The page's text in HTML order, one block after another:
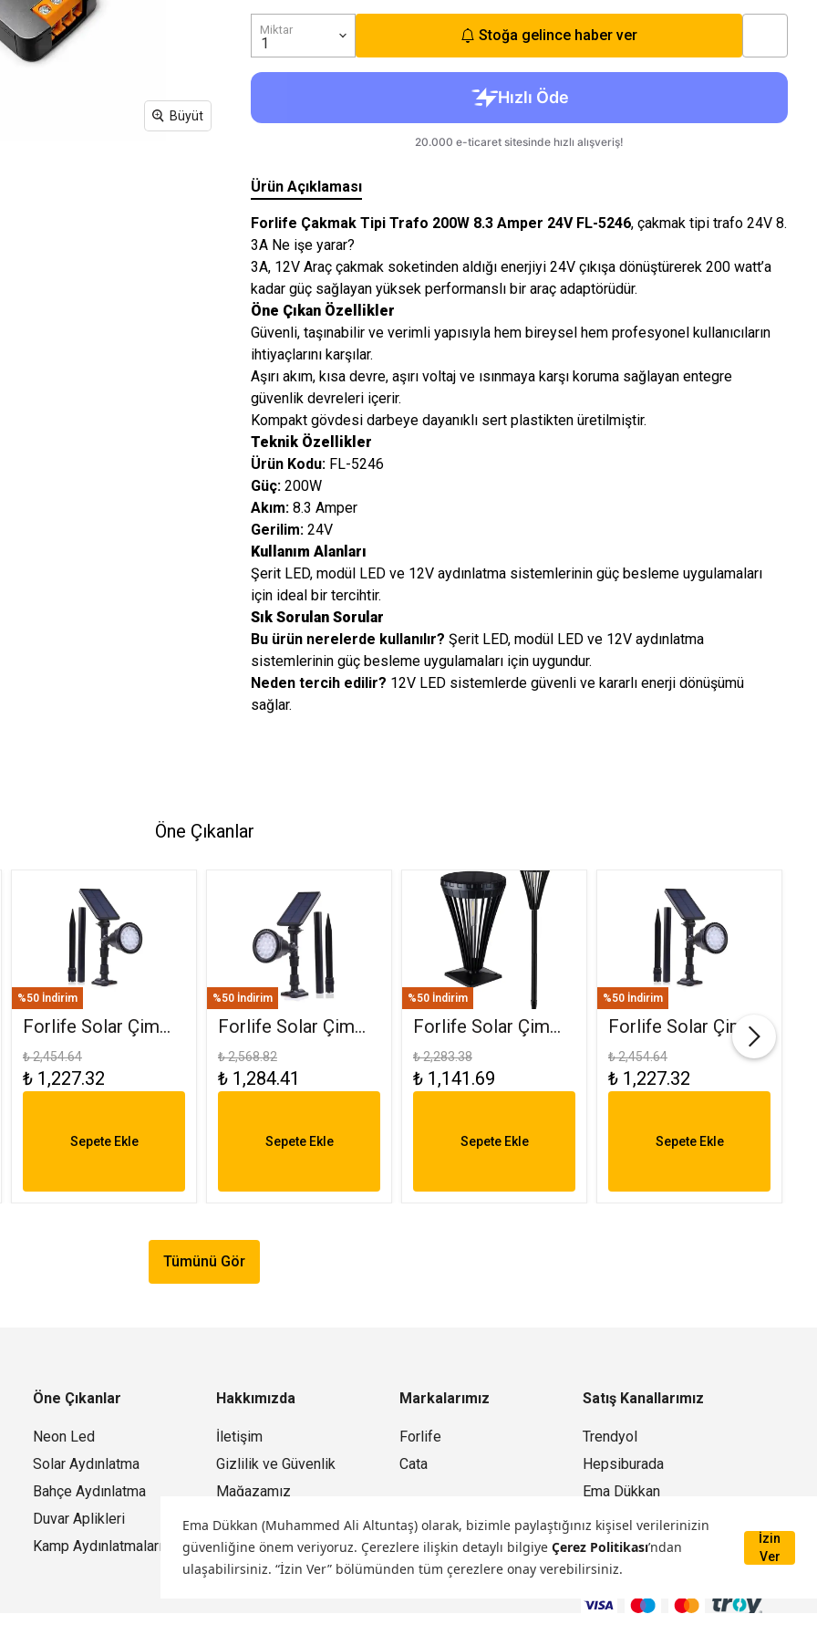
Işıkları
Ema Dükkan (Muhammed Ali Altuntaş) olarak, bizimle paylaştığınız kişisel verilerinizin
güvenliğine önem veriyoruz. Çerezlere ilişkin detaylı bilgiye Çerez Politikası’ndan
ulaşabilirsiniz. “İzin Ver” bölümünden tüm çerezlere onay verebilirsiniz.
İzin
Ver
Büyüt
Miktar Stoğa gelince haber ver
Ürün Açıklaması
Forlife Çakmak Tipi Trafo 200W 8.3 Amper 24V FL-5246, çakmak tipi trafo 24V 8.
3A Ne işe yarar?
3A, 12V Araç çakmak soketinden aldığı enerjiyi 24V çıkışa dönüştürerek 200 watt’a
kadar güç sağlayan yüksek performanslı bir araç adaptörüdür.
Öne Çıkan Özellikler
Güvenli, taşınabilir ve verimli yapısıyla hem bireysel hem profesyonel kullanıcıların
ihtiyaçlarını karşılar.
Aşırı akım, kısa devre, aşırı voltaj ve ısınmaya karşı koruma sağlayan entegre
güvenlik devreleri içerir.
Kompakt gövdesi darbeye dayanıklı sert plastikten üretilmiştir.
Teknik Özellikler
Ürün Kodu: FL-5246
Güç: 200W
Akım: 8.3 Amper
Gerilim: 24V
Kullanım Alanları
Şerit LED, modül LED ve 12V aydınlatma sistemlerinin güç besleme uygulamaları
için ideal bir tercihtir.
Sık Sorulan Sorular
Bu ürün nerelerde kullanılır? Şerit LED, modül LED ve 12V aydınlatma
sistemlerinin güç besleme uygulamaları için uygundur.
Neden tercih edilir? 12V LED sistemlerde güvenli ve kararlı enerji dönüşümü
sağlar.
Öne Çıkanlar
%50 İndirim
Forlife Solar Çim
Saplama 30W
Amber FL-3121
₺ 2,454.64
₺ 1,227.32
Sepete Ekle
%50 İndirim
Forlife Solar Çim
Armatürü 30W RGB
FL-3121 R
₺ 2,568.82
₺ 1,284.41
Sepete Ekle
%50 İndirim
Forlife Solar Çim
Ve Set Üstü
Armatür 15W FL-
₺ 2,283.38
₺ 1,141.69
Sepete Ekle
%50 İndirim
Forlife Solar Çim
Saplama 30W Yeşil
FL-3121
₺ 2,454.64
₺ 1,227.32
Sepete Ekle
Tümünü Gör
Öne Çıkanlar
Neon Led
Solar Aydınlatma
Bahçe Aydınlatma
Duvar Aplikleri
Kamp Aydınlatmaları
Hakkımızda
İletişim
Gizlilik ve Güvenlik
Mağazamız
Markalarımız
Forlife
Cata
Satış Kanallarımız
Trendyol
Hepsiburada
Ema Dükkan
Mağazamız